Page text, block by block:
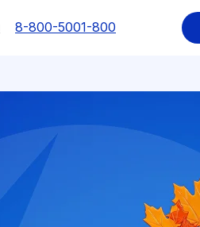
8-800-5001-800